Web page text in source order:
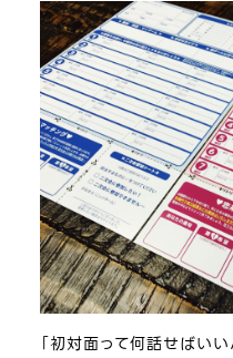
「初対面って何話せばい